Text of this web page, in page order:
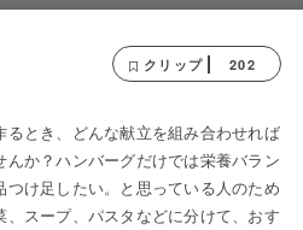
クリップ 202
とき、どんな献立を組み合わせれば
か？ハンバーグだけでは栄養バラン
け足したい。と思っている人のため
スープ、パスタなどに分けて、おす